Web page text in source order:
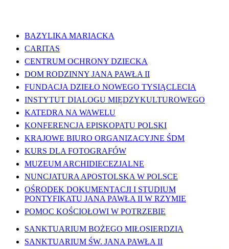
BAZYLIKA MARIACKA
CARITAS
CENTRUM OCHRONY DZIECKA
DOM RODZINNY JANA PAWŁA II
FUNDACJA DZIEŁO NOWEGO TYSIĄCLECIA
INSTYTUT DIALOGU MIĘDZYKULTUROWEGO
KATEDRA NA WAWELU
KONFERENCJA EPISKOPATU POLSKI
KRAJOWE BIURO ORGANIZACYJNE ŚDM
KURS DLA FOTOGRAFÓW
MUZEUM ARCHIDIECEZJALNE
NUNCJATURA APOSTOLSKA W POLSCE
OŚRODEK DOKUMENTACJI I STUDIUM
PONTYFIKATU JANA PAWŁA II W RZYMIE
POMOC KOŚCIOŁOWI W POTRZEBIE
SANKTUARIUM BOŻEGO MIŁOSIERDZIA
SANKTUARIUM ŚW. JANA PAWŁA II